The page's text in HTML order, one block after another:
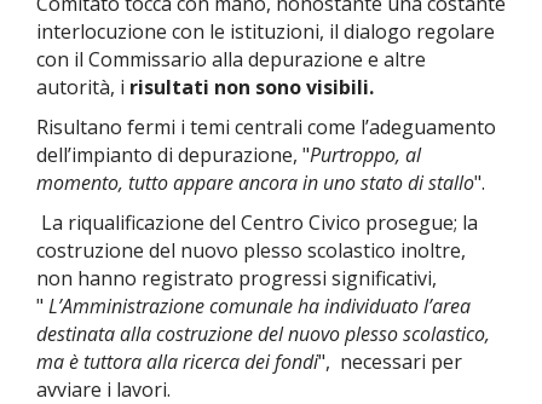
interlocuzione con le istituzioni, il dialogo regolare
con il Commissario alla depurazione e altre
autorità, i risultati non sono visibili.
Risultano fermi i temi centrali come l’adeguamento
dell’impianto di depurazione, "Purtroppo, al
momento, tutto appare ancora in uno stato di stallo".
La riqualificazione del Centro Civico prosegue; la
costruzione del nuovo plesso scolastico inoltre,
non hanno registrato progressi significativi,
" L’Amministrazione comunale ha individuatol’area
destinata alla costruzione del nuovo plesso scolastico,
ma è tuttora alla ricerca dei fondi", necessari per
avviare i lavori.